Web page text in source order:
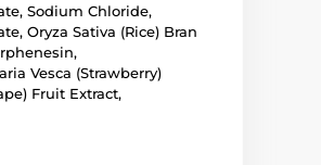
Sodium Chloride,
Oryza Sativa (Rice) Bran
Vesca (Strawberry)
Fruit Extract,